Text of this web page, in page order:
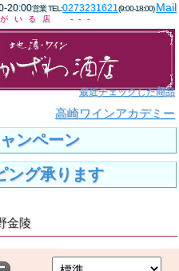
20:00営業 TEL:0273231621(9:00-18:00)Mail
いる店 ---
最近チェックした商品
高崎ワインアカデミー
ンペーン
ング承ります
金陵